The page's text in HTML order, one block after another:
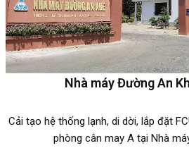
Nhà máy Đường An
Cải tạo hệ thống lạnh, di dời, lắp đặt
phòng cân may A tại Nhà